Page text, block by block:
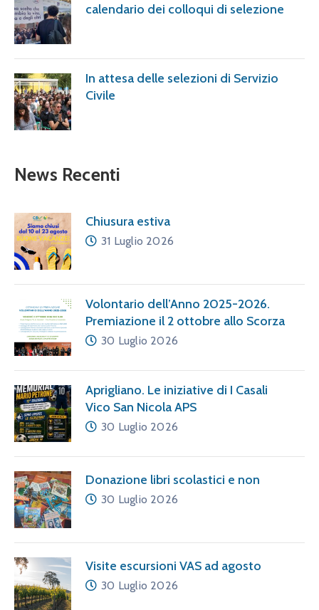
calendario dei colloqui di selezione
In attesa delle selezioni di Servizio
Civile
News Recenti
Chiusura estiva
31 Luglio 2026
Volontario dell’Anno 2025-2026.
Premiazione il 2 ottobre allo Scorza
30 Luglio 2026
Aprigliano. Le iniziative di I Casali
Vico San Nicola APS
30 Luglio 2026
Donazione libri scolastici e non
30 Luglio 2026
Visite escursioni VAS ad agosto
30 Luglio 2026